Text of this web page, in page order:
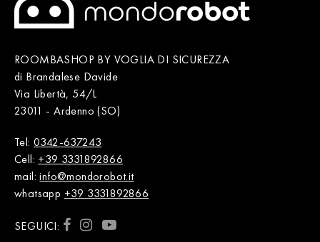
ROOMBASHOP BY VOGLIA DI SICUREZZA
di Brandalese Davide
Via Libertà, 54/L
23011 - Ardenno (SO)
Tel: 0342-637243
Cell: +39 3331892866
mail:info@mondorobot.it
whatsapp +39 3331892866
SEGUICI: